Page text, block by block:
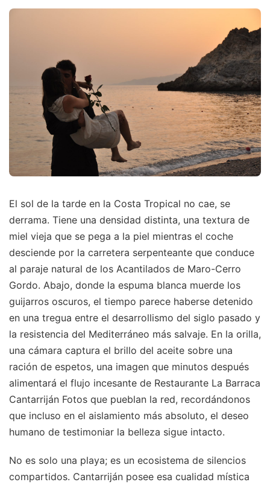
El sol de la tarde en la Costa Tropical no cae, se
derrama. Tiene una densidad distinta, una textura de
miel vieja que se pega a la piel mientras el coche
desciende por la carretera serpenteante que conduce
al paraje natural de los Acantilados de Maro-Cerro
Gordo. Abajo, donde la espuma blanca muerde los
guijarros oscuros, el tiempo parece haberse detenido
en una tregua entre el desarrollismo del siglo pasado y
la resistencia del Mediterráneo más salvaje. En la orilla,
una cámara captura el brillo del aceite sobre una
ración de espetos, una imagen que minutos después
alimentará el flujo incesante de Restaurante La Barraca
Cantarriján Fotos que pueblan la red, recordándonos
que incluso en el aislamiento más absoluto, el deseo
humano de testimoniar la belleza sigue intacto.
No es solo una playa; es un ecosistema de silencios
compartidos. Cantarriján posee esa cualidad mística